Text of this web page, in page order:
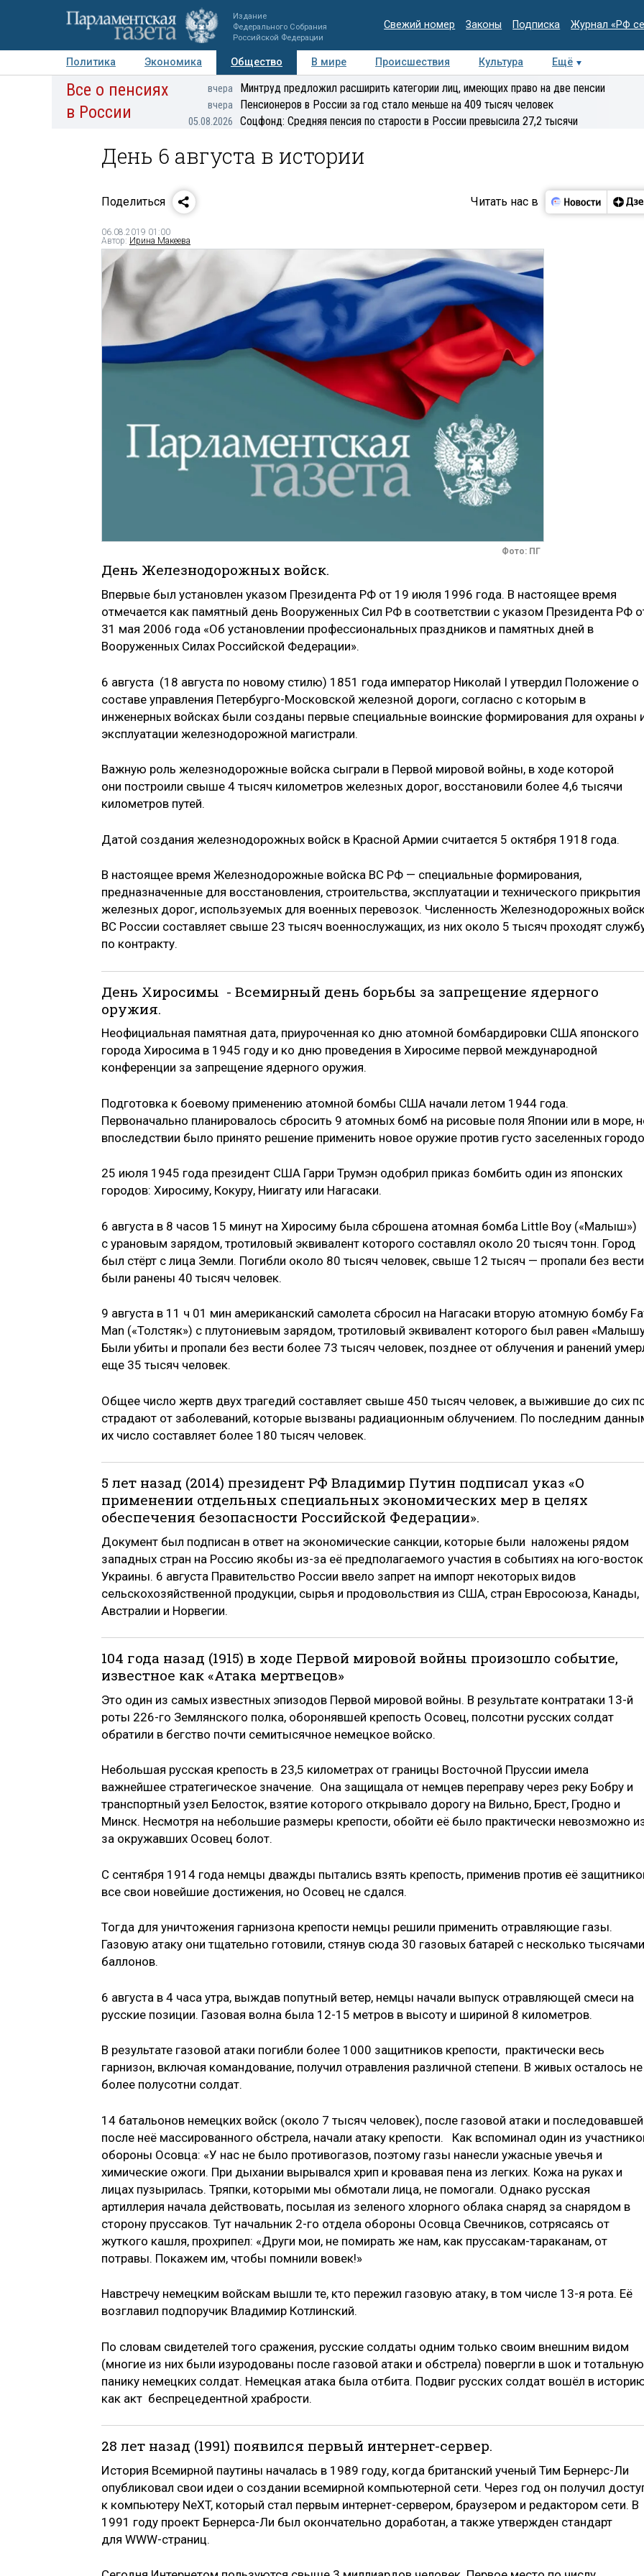
Издание
Федерального Собрания
Российской Федерации
Свежий номер Законы Подписка Журнал «РФ
Политика Экономика Общество В мире Происшествия Культура
Ещё
Авторы Персоны Мнения Регионы Медиацентр Интервью Колумнисты
Все о пенсиях
в России
вчера Минтруд предложил расширить категории лиц, имеющих право на две пенсии
вчера Пенсионеров в России за год стало меньше на 409 тысяч человек
05.08.2026 Соцфонд: Средняя пенсия по старости в России превысила 27,2 тысячи
День 6 августа в истории
Поделиться Читать нас в
06.08.2019 01:00
Автор: Ирина Макеева
Фото: ПГ
День Железнодорожных войск.
Впервые был установлен указом Президента РФ от 19 июля 1996 года. В настоящее время
отмечается как памятный день Вооруженных Сил РФ в соответствии с указом Президента РФ
31 мая 2006 года «Об установлении профессиональных праздников и памятных дней в
Вооруженных Силах Российской Федерации».
6 августа (18 августа по новому стилю) 1851 года император Николай I утвердил Положение о
составе управления Петербурго-Московской железной дороги, согласно с которым в
инженерных войсках были созданы первые специальные воинские формирования для охраны
эксплуатации железнодорожной магистрали.
Важную роль железнодорожные войска сыграли в Первой мировой войны, в ходе которой
они построили свыше 4 тысяч километров железных дорог, восстановили более 4,6 тысячи
километров путей.
Датой создания железнодорожных войск в Красной Армии считается 5 октября 1918 года.
В настоящее время Железнодорожные войска ВС РФ — специальные формирования,
предназначенные для восстановления, строительства, эксплуатации и технического прикрытия
железных дорог, используемых для военных перевозок. Численность Железнодорожных
ВС России составляет свыше 23 тысяч военнослужащих, из них около 5 тысяч проходят
по контракту.
День Хиросимы - Всемирный день борьбы за запрещение ядерного
оружия.
Неофициальная памятная дата, приуроченная ко дню атомной бомбардировки США японского
города Хиросима в 1945 году и ко дню проведения в Хиросиме первой международной
конференции за запрещение ядерного оружия.
Подготовка к боевому применению атомной бомбы США начали летом 1944 года.
Первоначально планировалось сбросить 9 атомных бомб на рисовые поля Японии или в море,
впоследствии было принято решение применить новое оружие против густо заселенных
25 июля 1945 года президент США Гарри Трумэн одобрил приказ бомбить один из японских
городов: Хиросиму, Кокуру, Ниигату или Нагасаки.
6 августа в 8 часов 15 минут на Хиросиму была сброшена атомная бомба Little Boy («Малыш»)
с урановым зарядом, тротиловый эквивалент которого составлял около 20 тысяч тонн. Город
был стёрт с лица Земли. Погибли около 80 тысяч человек, свыше 12 тысяч — пропали без
были ранены 40 тысяч человек.
9 августа в 11 ч 01 мин американский самолета сбросил на Нагасаки вторую атомную бомбу
Man («Толстяк») с плутониевым зарядом, тротиловый эквивалент которого был равен
Были убиты и пропали без вести более 73 тысяч человек, позднее от облучения и ранений
еще 35 тысяч человек.
Общее число жертв двух трагедий составляет свыше 450 тысяч человек, а выжившие до сих
страдают от заболеваний, которые вызваны радиационным облучением. По последним
их число составляет более 180 тысяч человек.
5 лет назад (2014) президент РФ Владимир Путин подписал указ «О
применении отдельных специальных экономических мер в целях
обеспечения безопасности Российской Федерации».
Документ был подписан в ответ на экономические санкции, которые были наложены рядом
западных стран на Россию якобы из-за её предполагаемого участия в событиях на юго-
Украины. 6 августа Правительство России ввело запрет на импорт некоторых видов
сельскохозяйственной продукции, сырья и продовольствия из США, стран Евросоюза, Канады,
Австралии и Норвегии.
104 года назад (1915) в ходе Первой мировой войны произошло событие,
известное как «Атака мертвецов»
Это один из самых известных эпизодов Первой мировой войны. В результате контратаки 13-й
роты 226-го Землянского полка, оборонявшей крепость Осовец, полсотни русских солдат
обратили в бегство почти семитысячное немецкое войско.
Небольшая русская крепость в 23,5 километрах от границы Восточной Пруссии имела
важнейшее стратегическое значение. Она защищала от немцев переправу через реку Бобру и
транспортный узел Белосток, взятие которого открывало дорогу на Вильно, Брест, Гродно и
Минск. Несмотря на небольшие размеры крепости, обойти её было практически невозможно
за окружавших Осовец болот.
С сентября 1914 года немцы дважды пытались взять крепость, применив против её
все свои новейшие достижения, но Осовец не сдался.
Тогда для уничтожения гарнизона крепости немцы решили применить отравляющие газы.
Газовую атаку они тщательно готовили, стянув сюда 30 газовых батарей с несколько тысячами
баллонов.
6 августа в 4 часа утра, выждав попутный ветер, немцы начали выпуск отравляющей смеси на
русские позиции. Газовая волна была 12-15 метров в высоту и шириной 8 километров.
В результате газовой атаки погибли более 1000 защитников крепости, практически весь
гарнизон, включая командование, получил отравления различной степени. В живых осталось не
более полусотни солдат.
14 батальонов немецких войск (около 7 тысяч человек), после газовой атаки и последовавшей
после неё массированного обстрела, начали атаку крепости. Как вспоминал один из
обороны Осовца: «У нас не было противогазов, поэтому газы нанесли ужасные увечья и
химические ожоги. При дыхании вырывался хрип и кровавая пена из легких. Кожа на руках и
лицах пузырилась. Тряпки, которыми мы обмотали лица, не помогали. Однако русская
артиллерия начала действовать, посылая из зеленого хлорного облака снаряд за снарядом в
сторону пруссаков. Тут начальник 2-го отдела обороны Осовца Свечников, сотрясаясь от
жуткого кашля, прохрипел: «Други мои, не помирать же нам, как пруссакам-тараканам, от
потравы. Покажем им, чтобы помнили вовек!»
Навстречу немецким войскам вышли те, кто пережил газовую атаку, в том числе 13-я рота. Её
возглавил подпоручик Владимир Котлинский.
По словам свидетелей того сражения, русские солдаты одним только своим внешним видом
(многие из них были изуродованы после газовой атаки и обстрела) повергли в шок и тотальную
панику немецких солдат. Немецкая атака была отбита. Подвиг русских солдат вошёл в
как акт беспрецедентной храбрости.
28 лет назад (1991) появился первый интернет-сервер.
История Всемирной паутины началась в 1989 году, когда британский ученый Тим Бернерс-Ли
опубликовал свои идеи о создании всемирной компьютерной сети. Через год он получил
к компьютеру NeXT, который стал первым интернет-сервером, браузером и редактором сети. В
1991 году проект Бернерса-Ли был окончательно доработан, а также утвержден стандарт
для WWW-страниц.